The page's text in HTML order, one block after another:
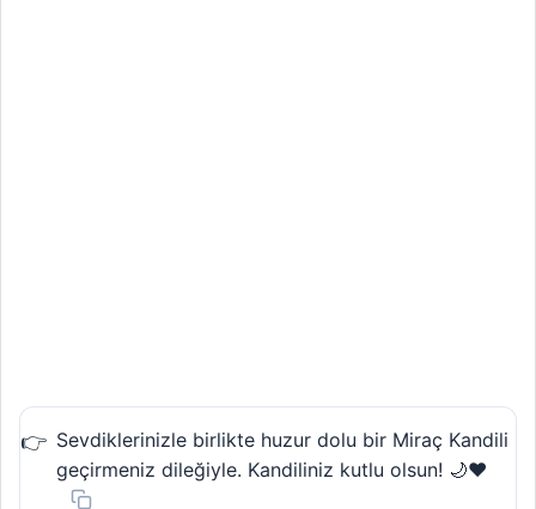
Sevdiklerinizle birlikte huzur dolu bir Miraç Kandili
geçirmeniz dileğiyle. Kandiliniz kutlu olsun! 🌙❤️